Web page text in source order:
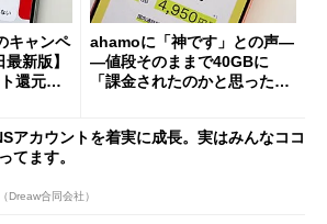
キャンペ
新版】
還元の
ahamoに「神です」との声―
―値段そのままで40GBに
「課金されたのかと思った」
アカウントを着実に成長。実はみんなココ
てます。
Dreaw合同会社）